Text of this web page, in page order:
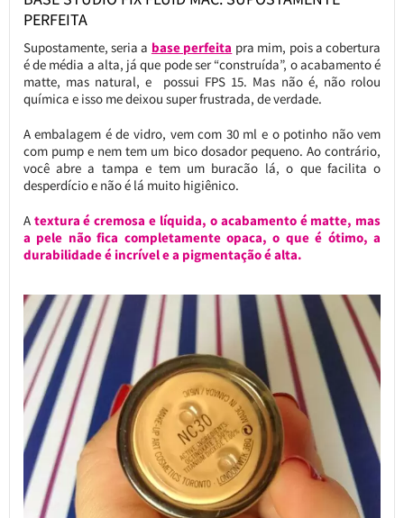
PERFEITA
Supostamente, seria a base perfeita pra mim, pois a cobertura
é de média a alta, já que pode ser “construída”, o acabamento é
matte, mas natural, e possui FPS 15. Mas não é, não rolou
química e isso me deixou super frustrada, de verdade.
A embalagem é de vidro, vem com 30 ml e o potinho não vem
com pump e nem tem um bico dosador pequeno. Ao contrário,
você abre a tampa e tem um buracão lá, o que facilita o
desperdício e não é lá muito higiênico.
A textura é cremosa e líquida, o acabamento é matte, mas
a pele não fica completamente opaca, o que é ótimo, a
durabilidade é incrível e a pigmentação é alta.